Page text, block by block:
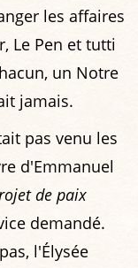
les affaires
Le Pen et tutti
un Notre
jamais.
pas venu les
d'Emmanuel
de paix
demandé.
l'Élysée